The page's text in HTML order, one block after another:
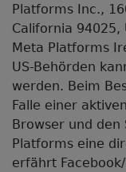
Platforms Inc.,
California 94025,
Meta Platforms
US-Behörden
werden. Beim
Falle einer
Browser und den
Platforms eine
erfährt